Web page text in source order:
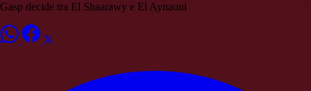
Gasp decide tra El Shaarawy e El Aynaoui